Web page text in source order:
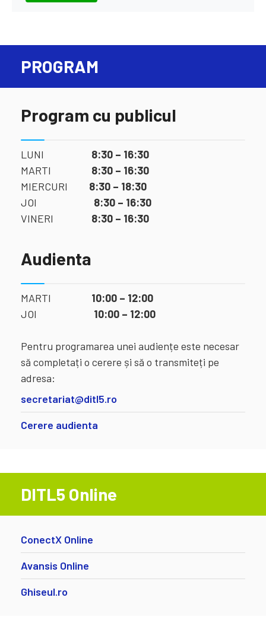
PROGRAM
Program cu publicul
LUNI 8:30 – 16:30
MARTI 8:30 – 16:30
MIERCURI 8:30 – 18:30
JOI 8:30 – 16:30
VINERI 8:30 – 16:30
Audienta
MARTI 10:00 – 12:00
JOI 10:00 – 12:00
Pentru programarea unei audiențe este necesar
să completați o cerere și să o transmiteți pe
adresa:
secretariat@ditl5.ro
Cerere audienta
DITL5 Online
ConectX Online
Avansis Online
Ghiseul.ro